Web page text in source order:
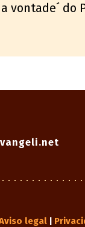
vontade´ do
legal